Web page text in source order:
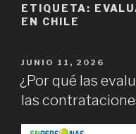
ETIQUETA:
EN CHILE
POSTED
ON
JUNIO 11, 2026
¿Por qué las
las